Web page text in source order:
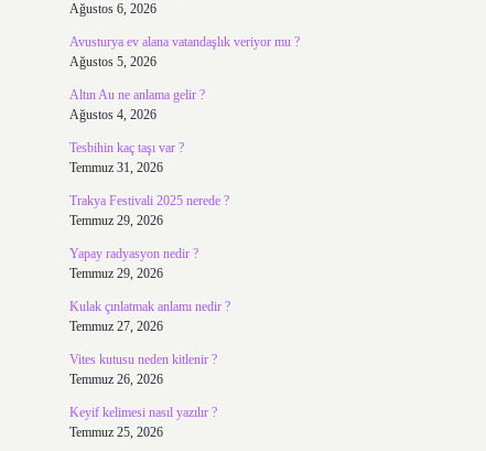
Ağustos 6, 2026
Avusturya ev alana vatandaşlık veriyor mu ?
Ağustos 5, 2026
Altın Au ne anlama gelir ?
Ağustos 4, 2026
Tesbihin kaç taşı var ?
Temmuz 31, 2026
Trakya Festivali 2025 nerede ?
Temmuz 29, 2026
Yapay radyasyon nedir ?
Temmuz 29, 2026
Kulak çınlatmak anlamı nedir ?
Temmuz 27, 2026
Vites kutusu neden kitlenir ?
Temmuz 26, 2026
Keyif kelimesi nasıl yazılır ?
Temmuz 25, 2026